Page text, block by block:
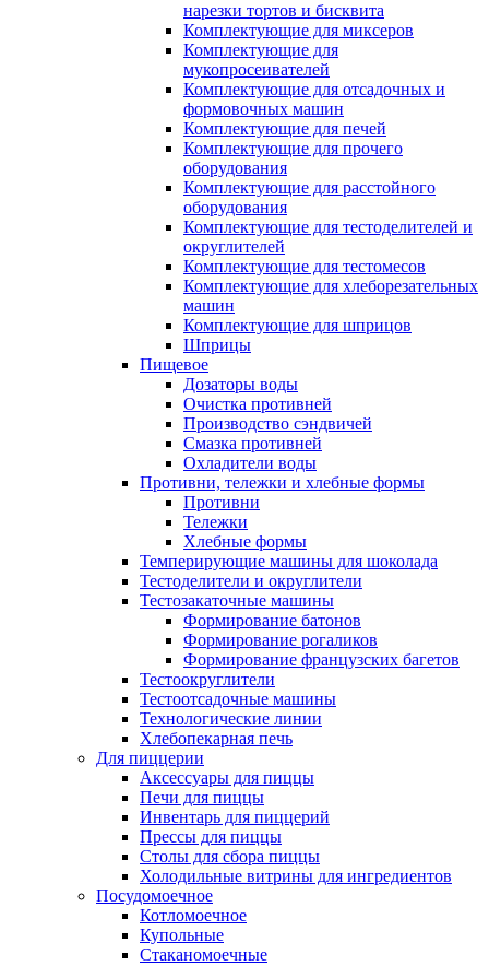
нарезки тортов и бисквита
Комплектующие для миксеров
Комплектующие для
мукопросеивателей
Комплектующие для отсадочных и
формовочных машин
Комплектующие для печей
Комплектующие для прочего
оборудования
Комплектующие для расстойного
оборудования
Комплектующие для тестоделителей и
округлителей
Комплектующие для тестомесов
Комплектующие для хлеборезательных
машин
Комплектующие для шприцов
Шприцы
Пищевое
Дозаторы воды
Очистка противней
Производство сэндвичей
Смазка противней
Охладители воды
Противни, тележки и хлебные формы
Противни
Тележки
Хлебные формы
Темперирующие машины для шоколада
Тестоделители и округлители
Тестозакаточные машины
Формирование батонов
Формирование рогаликов
Формирование французских багетов
Тестоокруглители
Тестоотсадочные машины
Технологические линии
Хлебопекарная печь
Для пиццерии
Аксессуары для пиццы
Печи для пиццы
Инвентарь для пиццерий
Прессы для пиццы
Столы для сбора пиццы
Холодильные витрины для ингредиентов
Посудомоечное
Котломоечное
Купольные
Стаканомоечные